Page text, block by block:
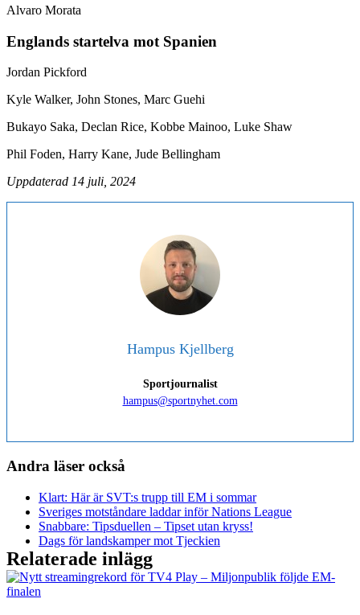
Alvaro Morata
Englands startelva mot Spanien
Jordan Pickford
Kyle Walker, John Stones, Marc Guehi
Bukayo Saka, Declan Rice, Kobbe Mainoo, Luke Shaw
Phil Foden, Harry Kane, Jude Bellingham
Uppdaterad 14 juli, 2024
Hampus Kjellberg
Sportjournalist
hampus@sportnyhet.com
Andra läser också
Klart: Här är SVT:s trupp till EM i sommar
Sveriges motståndare laddar inför Nations League
Snabbare: Tipsduellen – Tipset utan kryss!
Dags för landskamper mot Tjeckien
Relaterade inlägg